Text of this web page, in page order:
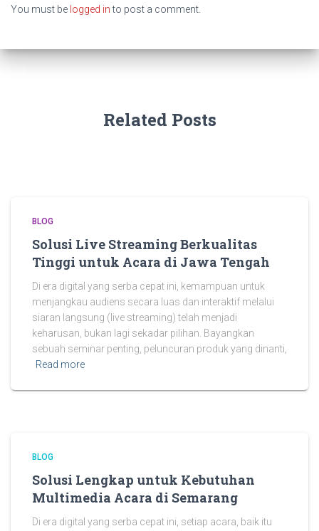
You must be logged into post a comment.
Related Posts
BLOG
Solusi Live Streaming Berkualitas
Tinggi untuk Acara di Jawa Tengah
Di era digital yang serba cepat ini, kemampuan untuk
menjangkau audiens secara luas dan interaktif melalui
siaran langsung (live streaming) telah menjadi
keharusan, bukan lagi sekadar pilihan. Bayangkan
sebuah seminar penting, peluncuran produk yang dinanti,
Read more
BLOG
Solusi Lengkap untuk Kebutuhan
Multimedia Acara di Semarang
Di era digital yang serba cepat ini, setiap acara, baik itu